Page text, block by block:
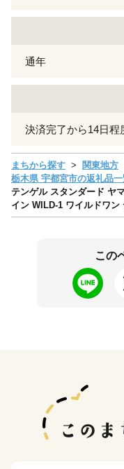
通年
決済完了から14日程
まちから探す 関東地方
栃木県 宇都宮市の返礼品
テンゲル スタンダード ヤ
イン WILD-1 ワイルドワ
この